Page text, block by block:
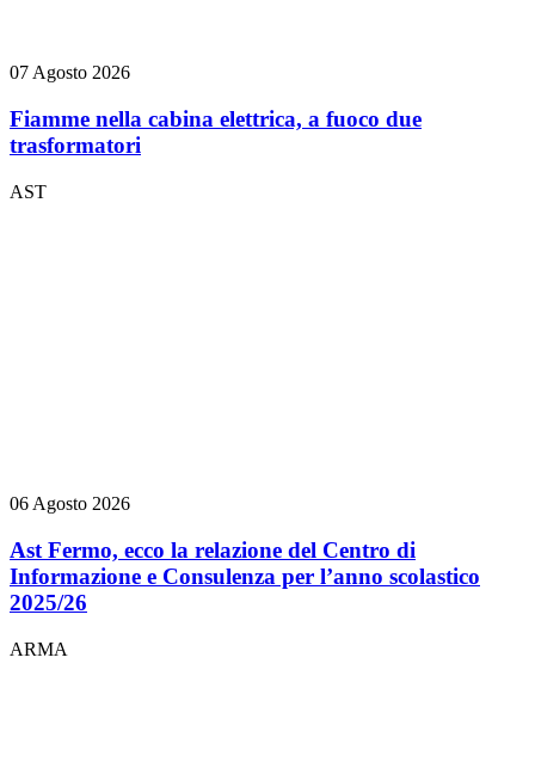
07 Agosto 2026
Fiamme nella cabina elettrica, a fuoco due
trasformatori
AST
06 Agosto 2026
Ast Fermo, ecco la relazione del Centro di
Informazione e Consulenza per l’anno scolastico
2025/26
ARMA